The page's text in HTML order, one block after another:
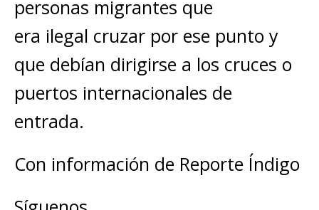
personas migrantes que
era ilegal cruzar por ese punto y
que debían dirigirse a los cruces o
puertos internacionales de
entrada.
Con información de Reporte Índigo